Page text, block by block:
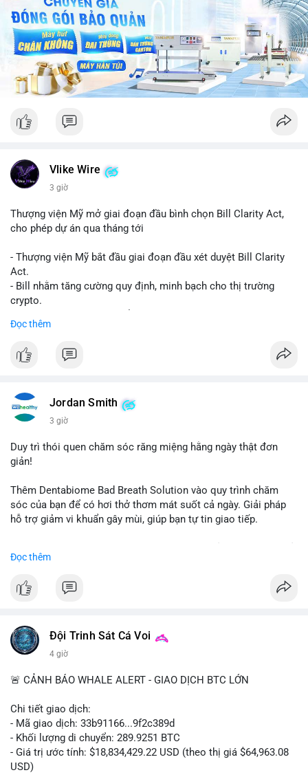
Vlike Wire
3 giờ
Thượng viện Mỹ mở giai đoạn đầu bình chọn Bill Clarity Act,
cho phép dự án qua tháng tới
- Thượng viện Mỹ bắt đầu giai đoạn đầu xét duyệt Bill Clarity
Act.
- Bill nhằm tăng cường quy định, minh bạch cho thị trường
crypto.
- Bill có thể ảnh hưởng pháp lý, hoạt động của các đồng tiền kỹ
$btc $eth
#vlikevn #titanbot
Đọc thêm
Jordan Smith
3 giờ
Duy trì thói quen chăm sóc răng miệng hằng ngày thật đơn
giản!
Thêm Dentabiome Bad Breath Solution vào quy trình chăm
sóc của bạn để có hơi thở thơm mát suốt cả ngày. Giải pháp
hỗ trợ giảm vi khuẩn gây mùi, giúp bạn tự tin giao tiếp.
lớn cho nụ cười khỏe mạnh.
#dentabiome #badbreathsolution
Đọc thêm
Đội Trinh Sát Cá Voi
4 giờ
🚨 CẢNH BÁO WHALE ALERT - GIAO DỊCH BTC LỚN
Chi tiết giao dịch:
- Mã giao dịch: 33b91166...9f2c389d
- Khối lượng di chuyển: 289.9251 BTC
- Giá trị ước tính: $18,834,429.22 USD (theo thị giá $64,963.08
USD)